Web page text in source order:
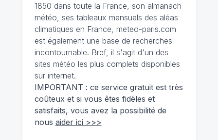
1850 dans toute la France, son almanach
météo, ses tableaux mensuels des aléas
climatiques en France, meteo-paris.com
est également une base de recherches
incontournable. Bref, il s'agit d'un des
sites météo les plus complets disponibles
sur internet.
IMPORTANT : ce service gratuit est très
coûteux et si vous êtes fidèles et
satisfaits, vous avez la possibilité de
nous aider ici >>>